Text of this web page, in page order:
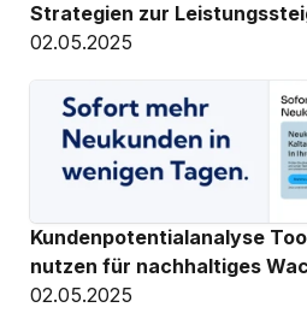
Strategien zur
02.05.2025
Kundenpotentialanalyse
nutzen für nachhaltiges
02.05.2025